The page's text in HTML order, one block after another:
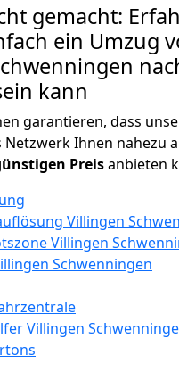
gemacht:
ein Umzug
kann
garantieren, dass
Ihnen nahezu
Preisanbieten
Villingen
Villingen
Schwenningen
Villingen